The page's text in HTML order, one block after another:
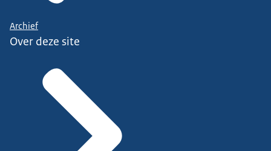
Archief
Over deze site